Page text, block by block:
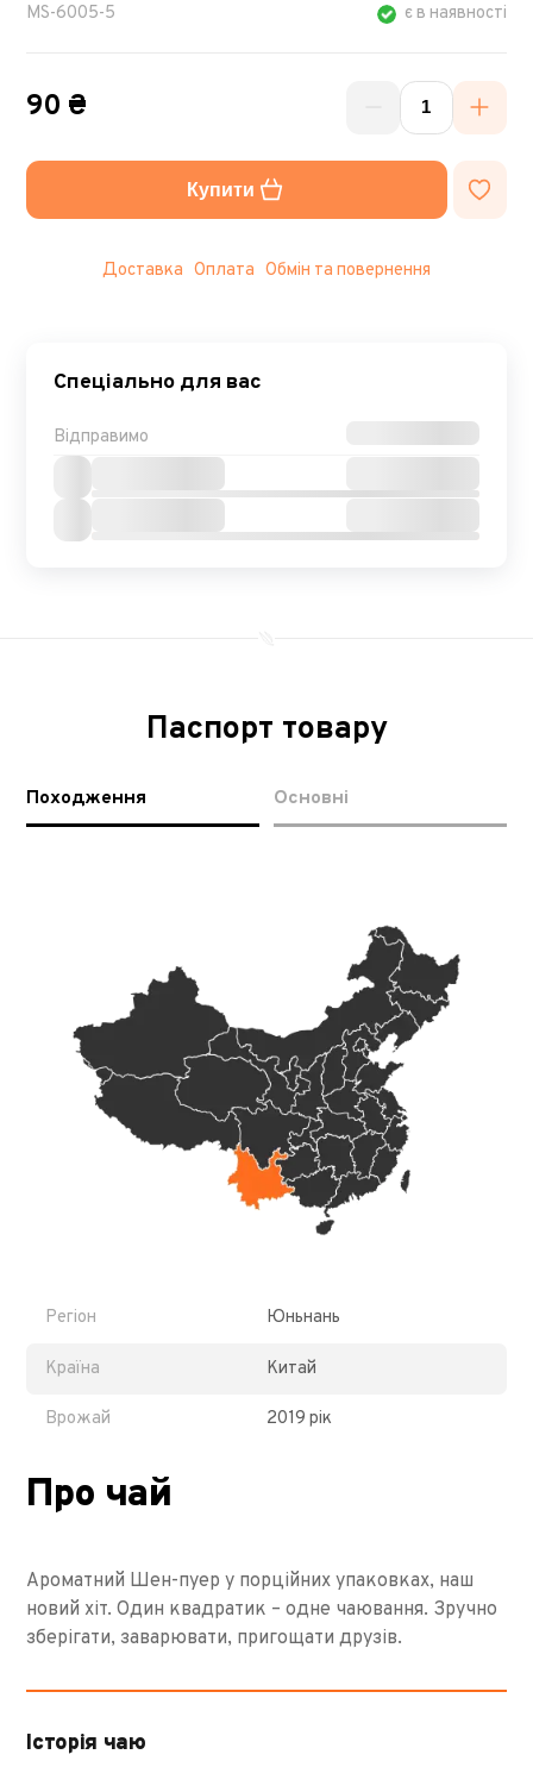
MS-6005-5 є в наявності
90 ₴
Купити
Доставка Оплата Обмін та повернення
Спеціально для вас
Відправимо
Паспорт товару
Походження Основні
Регіон Юньнань
Країна Китай
Врожай 2019 рік
Про чай
Ароматний Шен-пуер у порційних упаковках, наш
новий хіт. Один квадратик – одне чаювання. Зручно
зберігати, заварювати, пригощати друзів.
Історія чаю